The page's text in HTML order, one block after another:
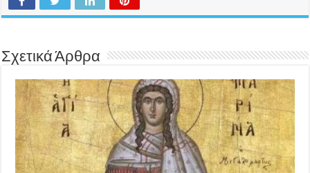
Σχετικά Άρθρα